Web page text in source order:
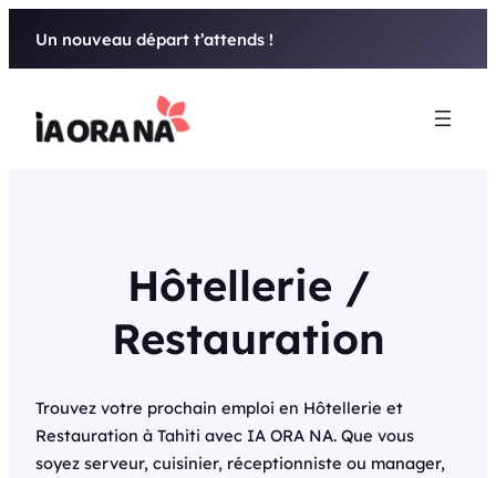
Un nouveau départ t’attends !
Hôtellerie /
Restauration
Trouvez votre prochain emploi en Hôtellerie et
Restauration à Tahiti avec IA ORA NA. Que vous
soyez serveur, cuisinier, réceptionniste ou manager,